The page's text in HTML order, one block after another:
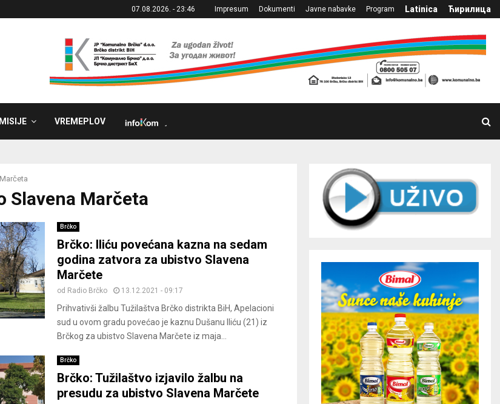
07.08.2026. - 23:46 Impresum Dokumenti Javne nabavke Program Latinica Ћирилица
VREMEPLOV
Slavena Marčeta
Brčko
Brčko: Iliću povećana kazna na sedam
godina zatvora za ubistvo Slavena
Marčete
od Radio Brčko 13.12.2021 - 09:17
Prihvativši žalbu Tužilaštva Brčko distrikta BiH, Apelacioni
sud u ovom gradu povećao je kaznu Dušanu Iliću (21) iz
Brčkog za ubistvo Slavena Marčete iz maja...
Brčko
Brčko: Tužilaštvo izjavilo žalbu na
presudu za ubistvo Slavena Marčete